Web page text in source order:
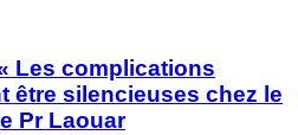
Les complications
être silencieuses chez le
Pr Laouar